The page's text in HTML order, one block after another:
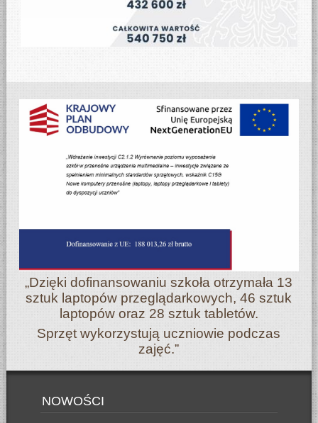
„Dzięki dofinansowaniu szkoła otrzymała 13
sztuk laptopów przeglądarkowych, 46 sztuk
laptopów oraz 28 sztuk tabletów.
Sprzęt wykorzystują uczniowie podczas
zajęć.”
NOWOŚCI